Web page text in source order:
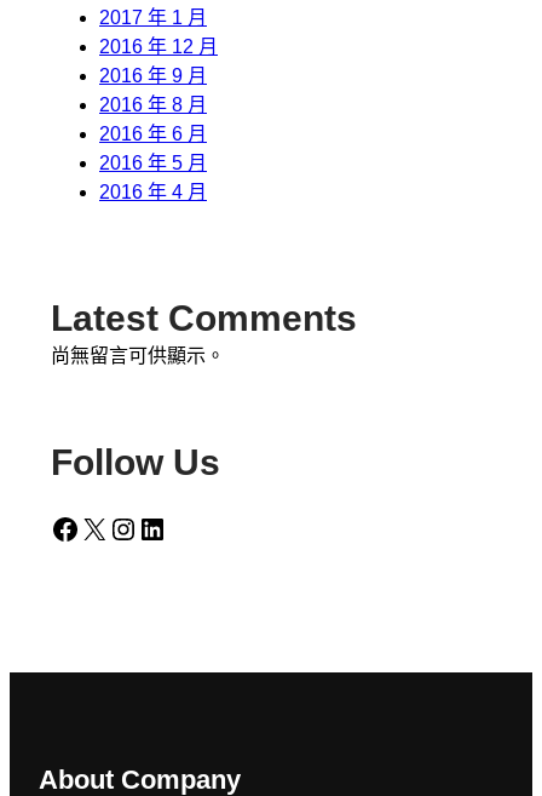
2017 年 1 月
2016 年 12 月
2016 年 9 月
2016 年 8 月
2016 年 6 月
2016 年 5 月
2016 年 4 月
Latest Comments
尚無留言可供顯示。
Follow Us
Facebook X Instagram LinkedIn
About Company